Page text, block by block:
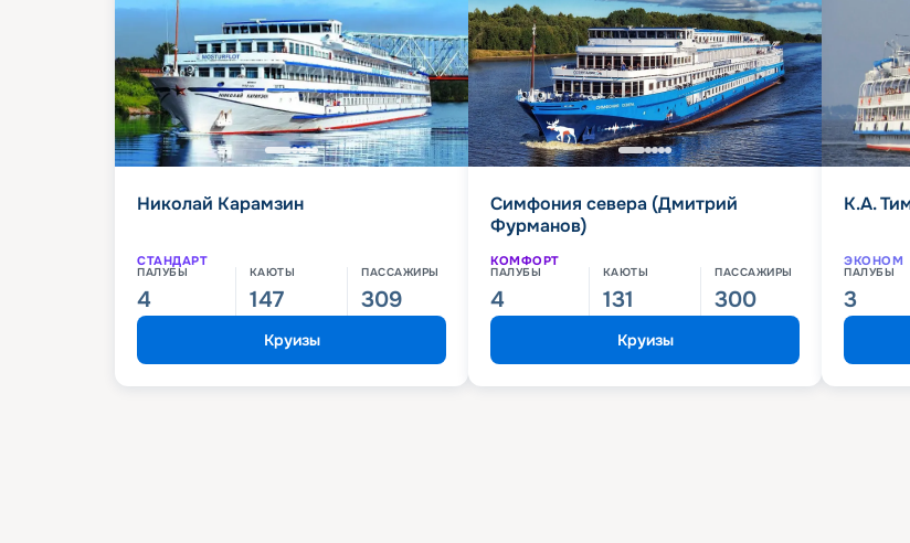
Николай Карамзин
СТАНДАРТ
ПАЛУБЫ
4
КАЮТЫ
147
ПАССАЖИРЫ
309
Круизы
Симфония севера (Дмитрий
Фурманов)
КОМФОРТ
ПАЛУБЫ
4
КАЮТЫ
131
ПАССАЖИРЫ
300
Круизы
К.А.
ЭКОНОМ
ПАЛУБЫ
3